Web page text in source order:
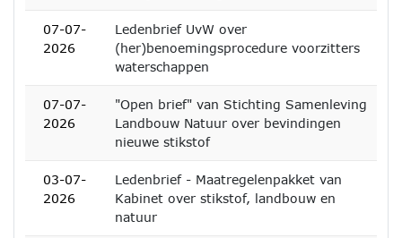
07-07-
2026
Ledenbrief UvW over
(her)benoemingsprocedure voorzitters
waterschappen
07-07-
2026
"Open brief" van Stichting Samenleving
Landbouw Natuur over bevindingen
nieuwe stikstof
03-07-
2026
Ledenbrief - Maatregelenpakket van
Kabinet over stikstof, landbouw en
natuur